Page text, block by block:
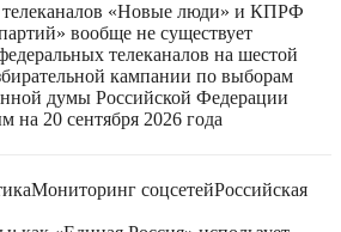
телеканалов «Новые люди» и КПРФ
вообще не существует
телеканалов на шестой
кампании по выборам
думы Российской Федерации
на 20 сентября 2026 года
Мониторинг соцсетейРоссийская